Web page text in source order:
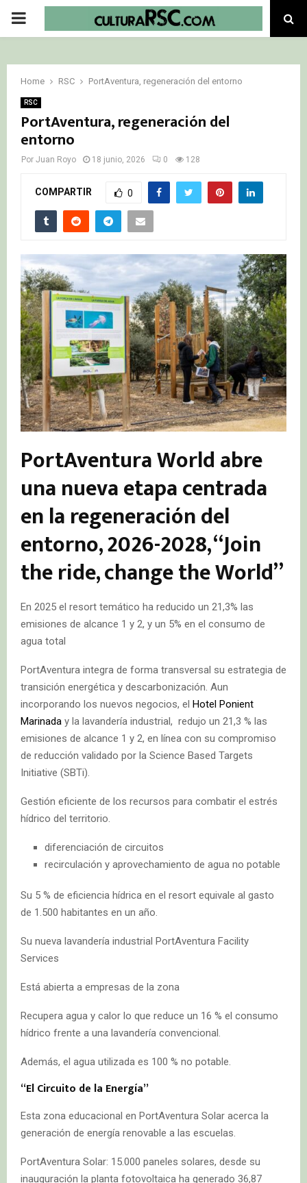
PRIMARY
Home RSC PortAventura, regeneración del entorno
RSC
PortAventura, regeneración del
entorno
Por Juan Royo 18 junio, 2026 0 128
COMPARTIR 0
PortAventura World abre
una nueva etapa centrada
en la regeneración del
entorno, 2026-2028, “Join
the ride, change the World”
En 2025 el resort temático ha reducido un 21,3% las
emisiones de alcance 1 y 2, y un 5% en el consumo de
agua total
PortAventura integra de forma transversal su estrategia de
transición energética y descarbonización. Aun
incorporando los nuevos negocios, el Hotel Ponient
Marinada y la lavandería industrial, redujo un 21,3 % las
emisiones de alcance 1 y 2, en línea con su compromiso
de reducción validado por la Science Based Targets
Initiative (SBTi).
Gestión eficiente de los recursos para combatir el estrés
hídrico del territorio.
diferenciación de circuitos
recirculación y aprovechamiento de agua no potable
Su 5 % de eficiencia hídrica en el resort equivale al gasto
de 1.500 habitantes en un año.
Su nueva lavandería industrial PortAventura Facility
Services
Está abierta a empresas de la zona
Recupera agua y calor lo que reduce un 16 % el consumo
hídrico frente a una lavandería convencional.
Además, el agua utilizada es 100 % no potable.
“El Circuito de la Energía”
Esta zona educacional en PortAventura Solar acerca la
generación de energía renovable a las escuelas.
PortAventura Solar: 15.000 paneles solares, desde su
inauguración la planta fotovoltaica ha generado 36,87